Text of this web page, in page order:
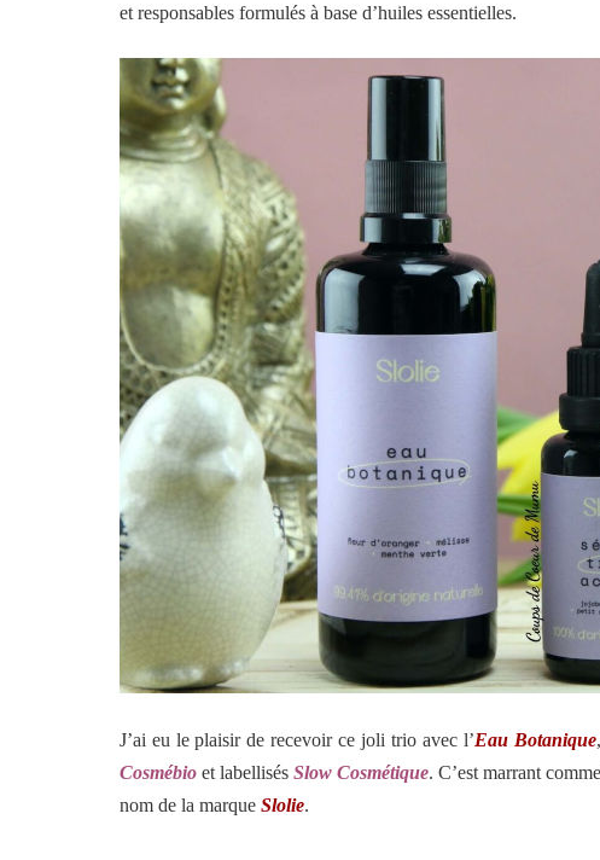
et responsables formulés à base d’huiles essentielles.
J’ai eu le plaisir de recevoir ce joli trio avec l’Eau Botanique
Cosmébioet labellisés Slow Cosmétique. C’est marrant
nom de la marque Slolie.